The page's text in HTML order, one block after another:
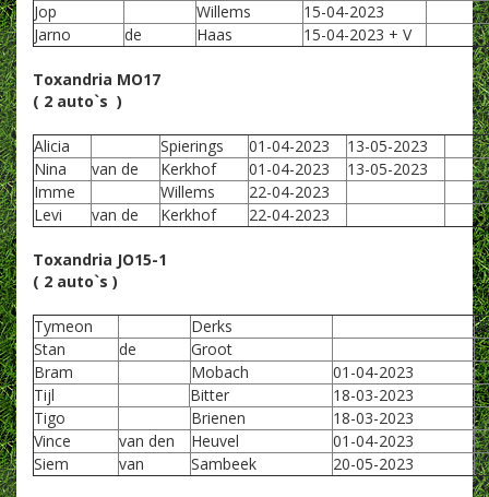
Jop
Willems
15-04-2023
Jarno
de Haas 15-04-2023 + V
Toxandria MO17
( 2 auto`s )
Alicia Spierings 01-04-2023
13-05-2023
Nina
van de Kerkhof 01-04-2023
13-05-2023
Imme
Willems
22-04-2023
Levi
van de Kerkhof 22-04-2023
Toxandria JO15-1
( 2 auto`s )
Tymeon Derks
Stan
de
Groot
Bram
Mobach
01-04-2023
Tijl
Bitter
18-03-2023
Tigo
Brienen
18-03-2023
Vince
van den Heuvel
01-04-2023
Siem
van Sambeek 20-05-2023